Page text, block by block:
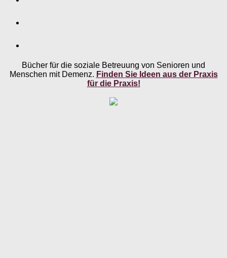
Bücher für die soziale Betreuung von Senioren und
Menschen mit Demenz. Finden Sie Ideen aus der Praxis
für die Praxis!